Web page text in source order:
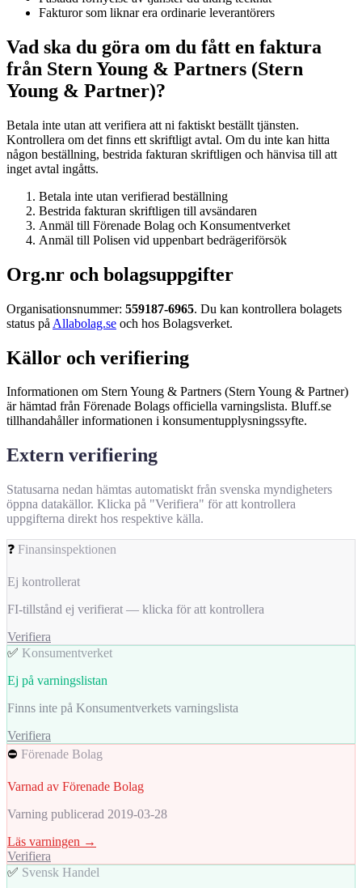
Fakturor som liknar era ordinarie leverantörers
Vad ska du göra om du fått en faktura
från Stern Young & Partners (Stern
Young & Partner)?
Betala inte utan att verifiera att ni faktiskt beställt tjänsten.
Kontrollera om det finns ett skriftligt avtal. Om du inte kan hitta
någon beställning, bestrida fakturan skriftligen och hänvisa till att
inget avtal ingåtts.
Betala inte utan verifierad beställning
Bestrida fakturan skriftligen till avsändaren
Anmäl till Förenade Bolag och Konsumentverket
Anmäl till Polisen vid uppenbart bedrägeriförsök
Org.nr och bolagsuppgifter
Organisationsnummer: 559187-6965. Du kan kontrollera bolagets
status på Allabolag.se och hos Bolagsverket.
Källor och verifiering
Informationen om Stern Young & Partners (Stern Young & Partner)
är hämtad från Förenade Bolags officiella varningslista. Bluff.se
tillhandahåller informationen i konsumentupplysningssyfte.
Extern verifiering
Statusarna nedan hämtas automatiskt från svenska myndigheters
öppna datakällor. Klicka på "Verifiera" för att kontrollera
uppgifterna direkt hos respektive källa.
❓ Finansinspektionen
Ej kontrollerat
FI-tillstånd ej verifierat — klicka för att kontrollera
Verifiera
✅ Konsumentverket
Ej på varningslistan
Finns inte på Konsumentverkets varningslista
Verifiera
⛔ Förenade Bolag
Varnad av Förenade Bolag
Varning publicerad 2019-03-28
Läs varningen →
Verifiera
✅ Svensk Handel